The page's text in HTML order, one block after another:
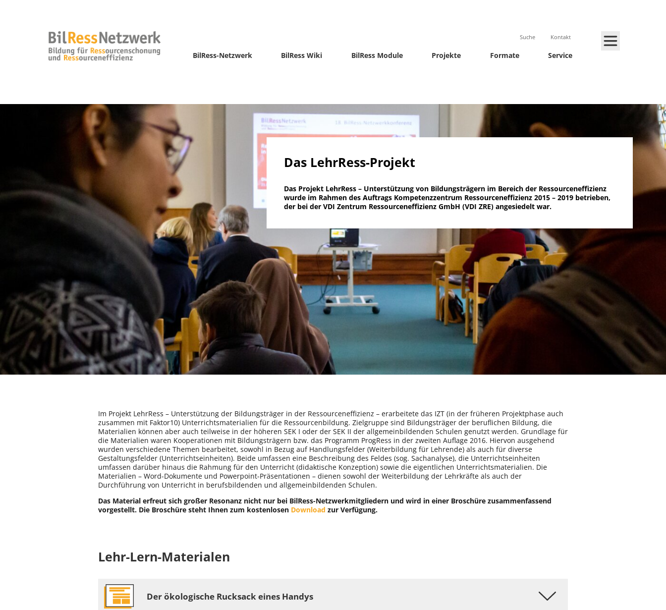
Suche Kontakt
BilRess-Netzwerk BilRess Wiki BilRess Module Projekte Formate Service
Das LehrRess-Projekt
Das Projekt LehrRess – Unterstützung von Bildungsträgern im Bereich der Ressourceneffizienz
wurde im Rahmen des Auftrags Kompetenzzentrum Ressourceneffizienz 2015 – 2019 betrieben,
der bei der VDI Zentrum Ressourceneffizienz GmbH (VDI ZRE) angesiedelt war.
Im Projekt LehrRess – Unterstützung der Bildungsträger in der Ressourceneffizienz – erarbeitete das IZT (in der früheren Projektphase auch
zusammen mit Faktor10) Unterrichtsmaterialien für die Ressourcenbildung. Zielgruppe sind Bildungsträger der beruflichen Bildung, die
Materialien können aber auch teilweise in der höheren SEK I oder der SEK II der allgemeinbildenden Schulen genutzt werden. Grundlage für
die Materialien waren Kooperationen mit Bildungsträgern bzw. das Programm ProgRess in der zweiten Auflage 2016. Hiervon ausgehend
wurden verschiedene Themen bearbeitet, sowohl in Bezug auf Handlungsfelder (Weiterbildung für Lehrende) als auch für diverse
Gestaltungsfelder (Unterrichtseinheiten). Beide umfassen eine Beschreibung des Feldes (sog. Sachanalyse), die Unterrichtseinheiten
umfassen darüber hinaus die Rahmung für den Unterricht (didaktische Konzeption) sowie die eigentlichen Unterrichtsmaterialien. Die
Materialien – Word-Dokumente und Powerpoint-Präsentationen – dienen sowohl der Weiterbildung der Lehrkräfte als auch der
Durchführung von Unterricht in berufsbildenden und allgemeinbildenden Schulen.
Das Material erfreut sich großer Resonanz nicht nur bei BilRess-Netzwerkmitgliedern und wird in einer Broschüre zusammenfassend
vorgestellt. Die Broschüre steht Ihnen zum kostenlosen Download zur Verfügung.
Lehr-Lern-Materialen
Der ökologische Rucksack eines Handys